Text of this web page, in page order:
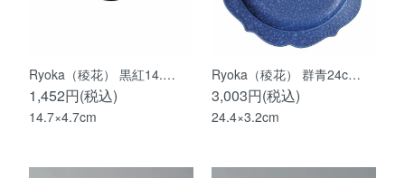
Ryoka（稜花） 黒紅14.…
1,452円(税込)
14.7×4.7cm
Ryoka（稜花） 群青24c…
3,003円(税込)
24.4×3.2cm